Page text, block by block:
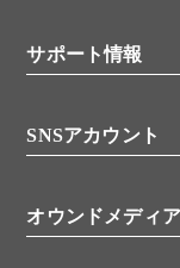
シグナル伝達
糖類／レクチン
分子生物
バイオメディカル(
代理店
サポート情報
アプリケーション
書類ダウンロード
SNSアカウント
YouTube
オウンドメディア